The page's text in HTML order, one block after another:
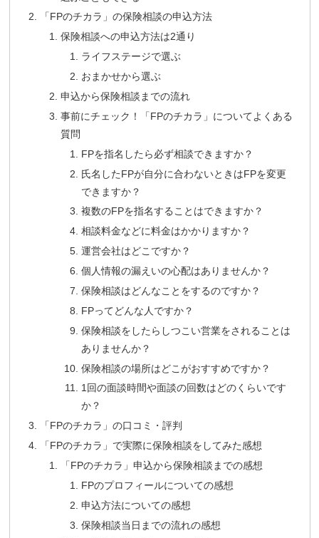
「FPのチカラ」の保険相談の申込方法
保険相談への申込方法は2通り
ライフステージで選ぶ
おまかせから選ぶ
申込から保険相談までの流れ
事前にチェック！「FPのチカラ」についてよくある
質問
FPを指名したら必ず相談できますか？
氏名したFPが自分に合わないときはFPを変更
できますか？
複数のFPを指名することはできますか？
相談料金などに料金はかかりますか？
運営会社はどこですか？
個人情報の漏えいの心配はありませんか？
保険相談はどんなことをするのですか？
FPってどんな人ですか？
保険相談をしたらしつこい営業をされることは
ありませんか？
保険相談の場所はどこがおすすめですか？
1回の面談時間や面談の回数はどのくらいです
か？
「FPのチカラ」の口コミ・評判
「FPのチカラ」で実際に保険相談をしてみた感想
「FPのチカラ」申込から保険相談までの感想
FPのプロフィールについての感想
申込方法についての感想
保険相談当日までの流れの感想